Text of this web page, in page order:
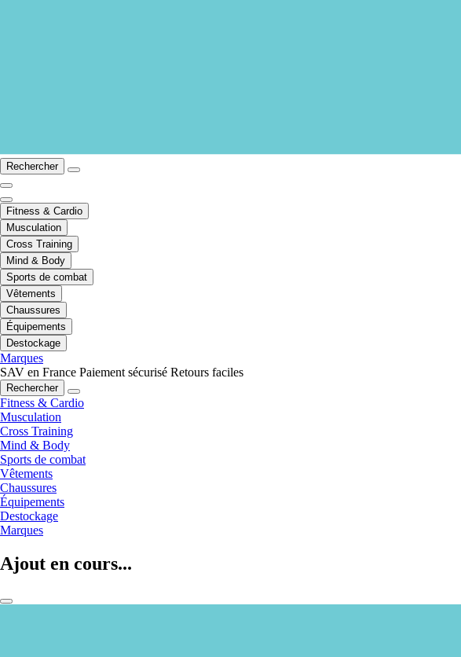
Rechercher
Fitness & Cardio
Musculation
Cross Training
Mind & Body
Sports de combat
Vêtements
Chaussures
Équipements
Destockage
Marques
SAV en France Paiement sécurisé Retours faciles
Rechercher
Fitness & Cardio
Musculation
Cross Training
Mind & Body
Sports de combat
Vêtements
Chaussures
Équipements
Destockage
Marques
Ajout en cours...